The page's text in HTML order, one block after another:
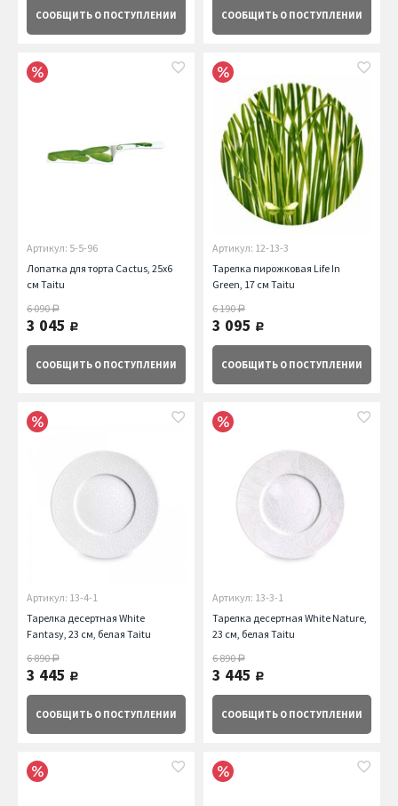
СООБЩИТЬ О ПОСТУПЛЕНИИ СООБЩИТЬ О ПОСТУПЛЕНИИ
Артикул: 5-5-96
Лопатка для торта Cactus, 25х6
см Taitu
6 090руб.
3 045 руб.
СООБЩИТЬ О ПОСТУПЛЕНИИ
Артикул: 12-13-3
Тарелка пирожковая Life In
Green, 17 см Taitu
6 190руб.
3 095 руб.
СООБЩИТЬ О ПОСТУПЛЕНИИ
Артикул: 13-4-1
Тарелка десертная White
Fantasy, 23 см, белая Taitu
6 890руб.
3 445 руб.
СООБЩИТЬ О ПОСТУПЛЕНИИ
Артикул: 13-3-1
Тарелка десертная White Nature,
23 см, белая Taitu
6 890руб.
3 445 руб.
СООБЩИТЬ О ПОСТУПЛЕНИИ